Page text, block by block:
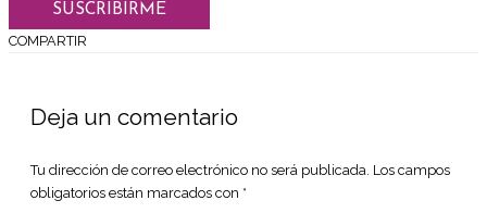
SUSCRIBIRME
COMPARTIR
Deja un comentario
Tu dirección de correo electrónico no será publicada. Los campos
obligatorios están marcados con *